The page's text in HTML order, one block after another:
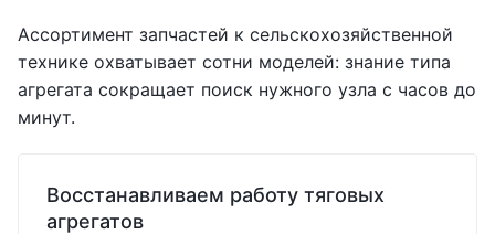
Ассортимент запчастей к сельскохозяйственной
технике охватывает сотни моделей: знание типа
агрегата сокращает поиск нужного узла с часов до
минут.
Восстанавливаем работу тяговых
агрегатов